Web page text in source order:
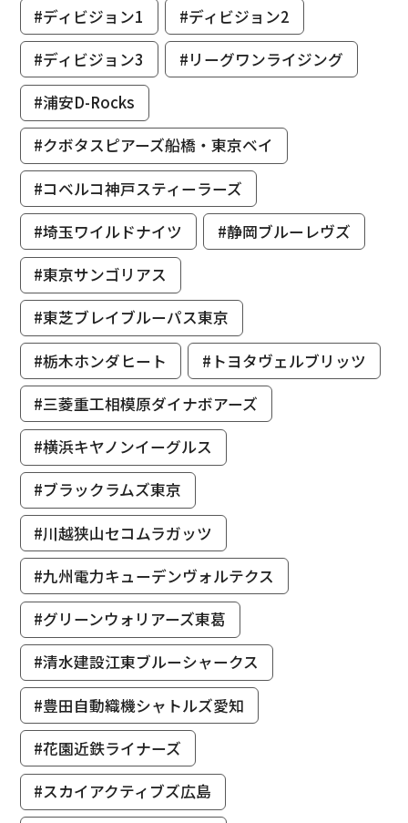
#ディビジョン1
#ディビジョン2
#ディビジョン3
#リーグワンライジング
#浦安D-Rocks
#クボタスピアーズ船橋・東京ベイ
#コベルコ神戸スティーラーズ
#埼玉ワイルドナイツ
#静岡ブルーレヴズ
#東京サンゴリアス
#東芝ブレイブルーパス東京
#栃木ホンダヒート
#トヨタヴェルブリッツ
#三菱重工相模原ダイナボアーズ
#横浜キヤノンイーグルス
#ブラックラムズ東京
#川越狭山セコムラガッツ
#九州電力キューデンヴォルテクス
#グリーンウォリアーズ東葛
#清水建設江東ブルーシャークス
#豊田自動織機シャトルズ愛知
#花園近鉄ライナーズ
#スカイアクティブズ広島